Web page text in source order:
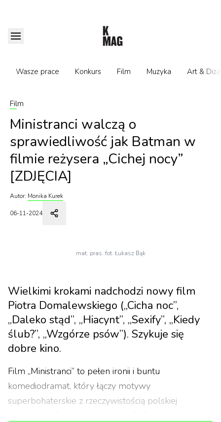
Wasze prace Konkurs Film Muzyka Art &
Film
Ministranci walczą o
sprawiedliwość jak Batman w
filmie reżysera „Cichej nocy”
[ZDJĘCIA]
Autor: Monika Kurek
06-11-2024
mat. pras. fot. Łukasz Bąk
Wielkimi krokami nadchodzi nowy film
Piotra Domalewskiego („Cicha noc”,
„Daleko stąd”, „Hiacynt”, „Sexify”, „Kiedy
ślub?”, „Wzgórze psów”). Szykuje się
dobre kino.
Film „Ministranci” to pełen ironii i buntu
komediodramat, który łączy motywy
superbohaterskie z rzeczywistością polskiej
prowincji – ale zamiast peleryn, bohaterowie noszą